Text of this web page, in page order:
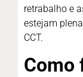
retrabalho e
estejam
CCT.
Como